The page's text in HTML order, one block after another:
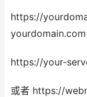
https://
yourdomain.com
https://your-
或者 https://